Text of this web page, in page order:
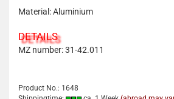
Material: Aluminium
DETAILS
MZ number: 31-42.011
Product No.: 1648